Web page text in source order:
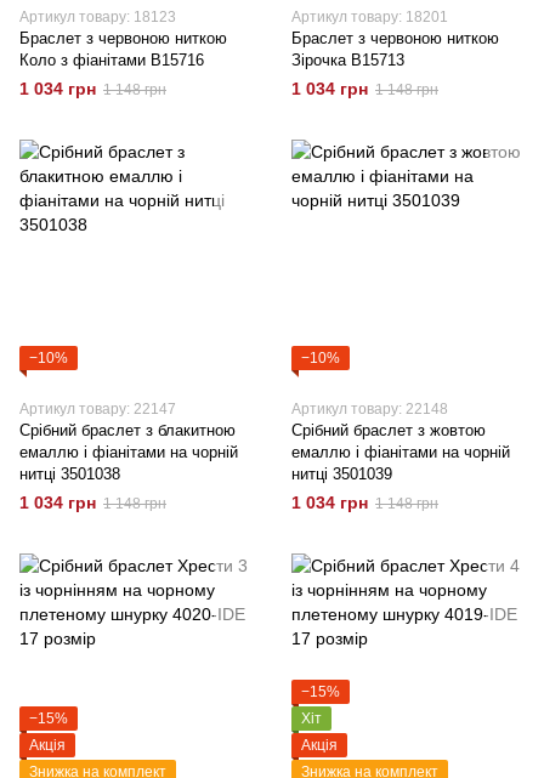
Артикул товару: 18123
Браслет з червоною ниткою
Коло з фіанітами B15716
1 034 грн 1 148 грн
Артикул товару: 18201
Браслет з червоною ниткою
Зірочка B15713
1 034 грн 1 148 грн
−10%
Артикул товару: 22147
Срібний браслет з блакитною
емаллю і фіанітами на чорній
нитці 3501038
1 034 грн 1 148 грн
−10%
Артикул товару: 22148
Срібний браслет з жовтою
емаллю і фіанітами на чорній
нитці 3501039
1 034 грн 1 148 грн
−15%
Акція
Знижка на комплект
−15%
Хіт
Акція
Знижка на комплект